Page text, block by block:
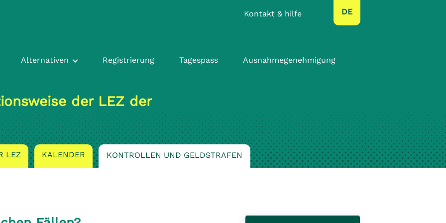
Kontakt & hilfe DE
Alternativen Registrierung Tagespass Ausnahmegenehmigung
der LEZ der
LEZ KALENDER KONTROLLEN UND GELDSTRAFEN